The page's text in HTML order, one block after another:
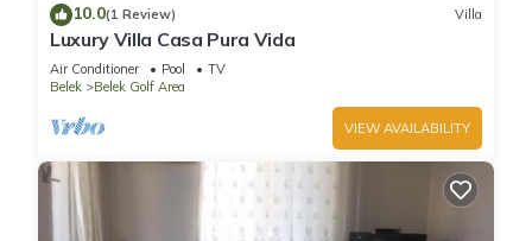
10.0(1 Review) Villa
Luxury Villa Casa Pura Vida
Air Conditioner Pool
TV
Belek
Belek Golf Area
VIEW AVAILABILITY